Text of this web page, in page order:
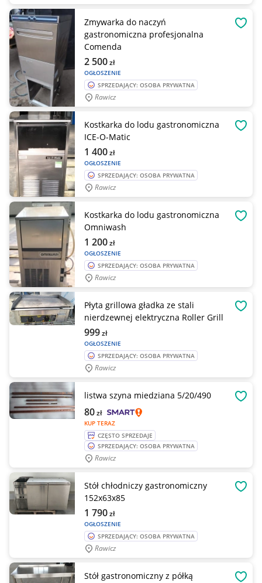
Zmywarka do naczyń
gastronomiczna profesjonalna
Comenda
OGŁOSZENIE
2 500zł
SPRZEDAJĄCY: OSOBA PRYWATNA
Rawicz
Kostkarka do lodu gastronomiczna
ICE-O-Matic
OGŁOSZENIE
1 400zł
SPRZEDAJĄCY: OSOBA PRYWATNA
Rawicz
Kostkarka do lodu gastronomiczna
Omniwash
OGŁOSZENIE
1 200zł
SPRZEDAJĄCY: OSOBA PRYWATNA
Rawicz
Płyta grillowa gładka ze stali
nierdzewnej elektryczna Roller Grill
OGŁOSZENIE
999zł
SPRZEDAJĄCY: OSOBA PRYWATNA
Rawicz
listwa szyna miedziana 5/20/490
KUP TERAZ
80zł
CZĘSTO SPRZEDAJE
SPRZEDAJĄCY: OSOBA PRYWATNA
Rawicz
Stół chłodniczy gastronomiczny
152x63x85
OGŁOSZENIE
1 790zł
SPRZEDAJĄCY: OSOBA PRYWATNA
Rawicz
Stół gastronomiczny z półką